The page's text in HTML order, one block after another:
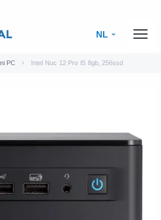
NL
PC Intel Nuc 12 Pro I5 8gb, 256ssd